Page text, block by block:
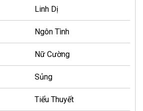
Linh Dị
Ngôn Tình
Nữ Cường
Sủng
Tiểu Thuyết